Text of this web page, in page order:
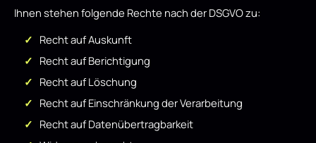
Ihnen stehen folgende Rechte nach der DSGVO zu:
Recht auf Auskunft
Recht auf Berichtigung
Recht auf Löschung
Recht auf Einschränkung der Verarbeitung
Recht auf Datenübertragbarkeit